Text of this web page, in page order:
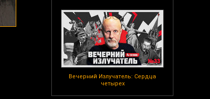
Вечерний Излучатель: Сердца
четырех